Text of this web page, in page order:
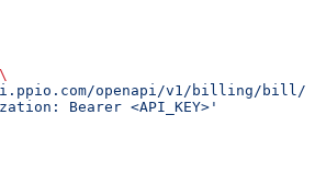
openapi/v1/billing/bill/
Bearer <API_KEY>'